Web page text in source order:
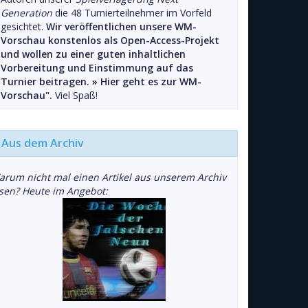
Generation die 48 Turnierteilnehmer im Vorfeld
gesichtet. Wir veröffentlichen unsere WM-
Vorschau konstenlos als Open-Access-Projekt
und wollen zu einer guten inhaltlichen
Vorbereitung und Einstimmung auf das
Turnier beitragen. » Hier geht es zur WM-
Vorschau". Viel Spaß!
Aus dem Archiv
nicht mal einen Artikel aus unserem Archiv
Heute im Angebot: